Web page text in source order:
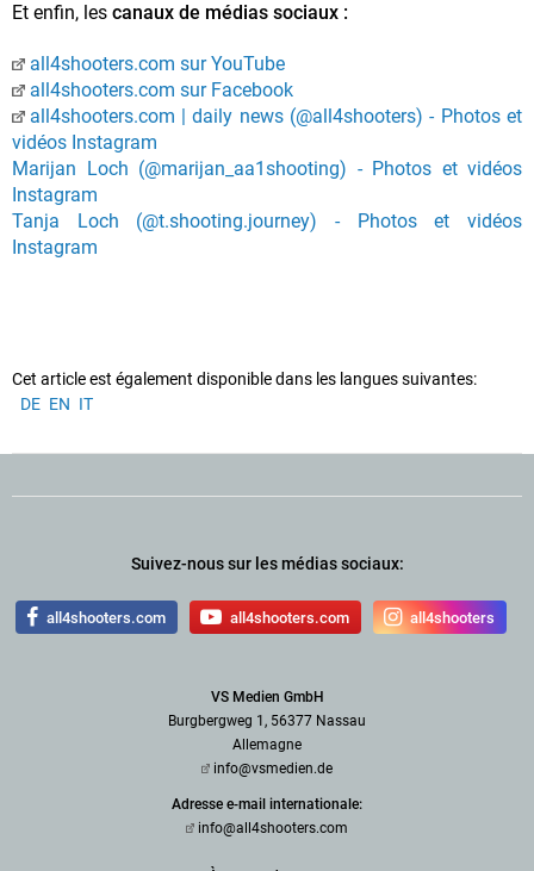
Et enfin, les canaux de médias sociaux :
all4shooters.com sur YouTube
all4shooters.com sur Facebook
all4shooters.com | daily news (@all4shooters) - Photos et
vidéos Instagram
Marijan Loch (@marijan_aa1shooting) - Photos et vidéos
Instagram
Tanja Loch (@t.shooting.journey) - Photos et vidéos
Instagram
Cet article est également disponible dans les langues suivantes:
DE EN IT
Suivez-nous sur les médias sociaux:
all4shooters.com all4shooters.com all4shooters
VS Medien GmbH
Burgbergweg 1, 56377 Nassau
Allemagne
info@vsmedien.de
Adresse e-mail internationale:
info@all4shooters.com